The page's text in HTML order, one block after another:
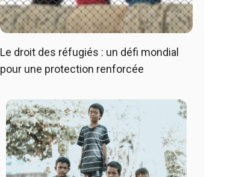
Le droit des réfugiés : un défi mondial
pour une protection renforcée